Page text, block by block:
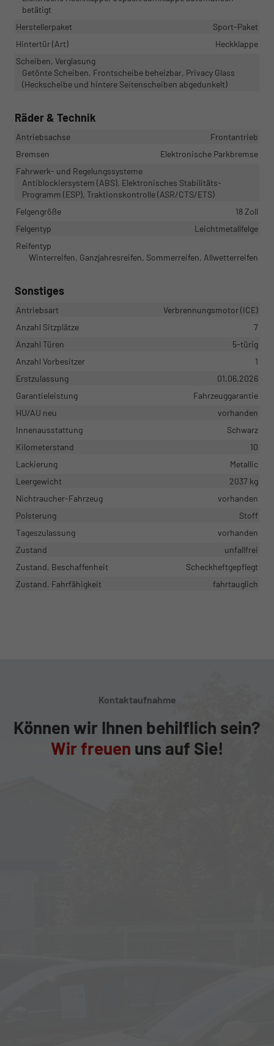
betätigt
Herstellerpaket
Sport-Paket
Hintertür (Art)
Heckklappe
Scheiben, Verglasung
Getönte Scheiben, Frontscheibe beheizbar, Privacy Glass
(Heckscheibe und hintere Seitenscheiben abgedunkelt)
Räder & Technik
Antriebsachse
Frontantrieb
Bremsen
Elektronische Parkbremse
Fahrwerk- und Regelungssysteme
Antiblockiersystem (ABS), Elektronisches Stabilitäts-
Programm (ESP), Traktionskontrolle (ASR/CTS/ETS)
Felgengröße
18 Zoll
Felgentyp
Leichtmetallfelge
Reifentyp
Winterreifen, Ganzjahresreifen, Sommerreifen, Allwetterreifen
Sonstiges
Antriebsart
Verbrennungsmotor (ICE)
Anzahl Sitzplätze
7
Anzahl Türen
5-türig
Anzahl Vorbesitzer
1
Erstzulassung
01.06.2026
Garantieleistung
Fahrzeuggarantie
HU/AU neu
vorhanden
Innenausstattung
Schwarz
Kilometerstand
10
Lackierung
Metallic
Leergewicht
2037 kg
Nichtraucher-Fahrzeug
vorhanden
Polsterung
Stoff
Tageszulassung
vorhanden
Zustand
unfallfrei
Zustand, Beschaffenheit
Scheckheftgepflegt
Zustand, Fahrfähigkeit
fahrtauglich
Kontaktaufnahme
Können wir Ihnen behilflich sein?
Wir freuen uns auf Sie!